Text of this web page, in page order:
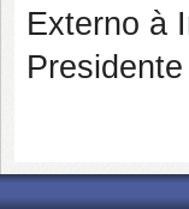
Externo à